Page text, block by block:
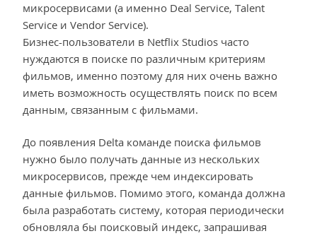
микросервисами (а именно Deal Service, Talent
Service и Vendor Service).
Бизнес-пользователи в Netflix Studios часто
нуждаются в поиске по различным критериям
фильмов, именно поэтому для них очень важно
иметь возможность осуществлять поиск по всем
данным, связанным с фильмами.
До появления Delta команде поиска фильмов
нужно было получать данные из нескольких
микросервисов, прежде чем индексировать
данные фильмов. Помимо этого, команда должна
была разработать систему, которая периодически
обновляла бы поисковый индекс, запрашивая